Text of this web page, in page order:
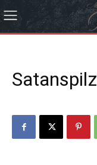
Satanspilz